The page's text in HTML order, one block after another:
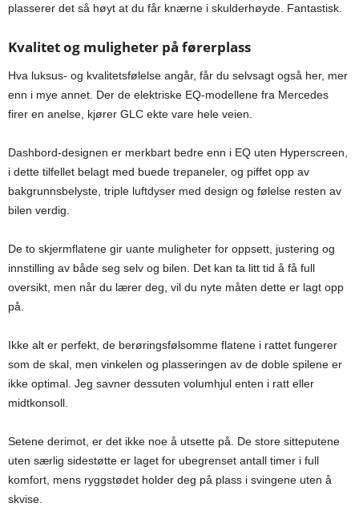
plasserer det så høyt at du får knærne i skulderhøyde. Fantastisk.
Kvalitet og muligheter på førerplass
Hva luksus- og kvalitetsfølelse angår, får du selvsagt også her, mer
enn i mye annet. Der de elektriske EQ-modellene fra Mercedes
firer en anelse, kjører GLC ekte vare hele veien.
Dashbord-designen er merkbart bedre enn i EQ uten Hyperscreen,
i dette tilfellet belagt med buede trepaneler, og piffet opp av
bakgrunnsbelyste, triple luftdyser med design og følelse resten av
bilen verdig.
De to skjermflatene gir uante muligheter for oppsett, justering og
innstilling av både seg selv og bilen. Det kan ta litt tid å få full
oversikt, men når du lærer deg, vil du nyte måten dette er lagt opp
på.
Ikke alt er perfekt, de berøringsfølsomme flatene i rattet fungerer
som de skal, men vinkelen og plasseringen av de doble spilene er
ikke optimal. Jeg savner dessuten volumhjul enten i ratt eller
midtkonsoll.
Setene derimot, er det ikke noe å utsette på. De store sitteputene
uten særlig sidestøtte er laget for ubegrenset antall timer i full
komfort, mens ryggstødet holder deg på plass i svingene uten å
skvise.